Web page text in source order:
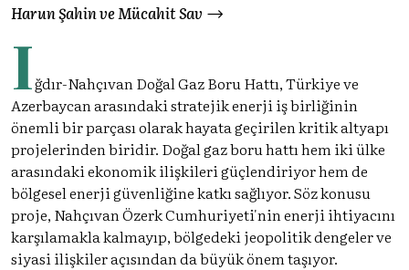
Harun Şahin ve Mücahit Sav
Iğdır-Nahçıvan Doğal Gaz Boru Hattı, Türkiye ve
Azerbaycan arasındaki stratejik enerji iş birliğinin
önemli bir parçası olarak hayata geçirilen kritik altyapı
projelerinden biridir. Doğal gaz boru hattı hem iki ülke
arasındaki ekonomik ilişkileri güçlendiriyor hem de
bölgesel enerji güvenliğine katkı sağlıyor. Söz konusu
proje, Nahçıvan Özerk Cumhuriyeti'nin enerji ihtiyacını
karşılamakla kalmayıp, bölgedeki jeopolitik dengeler ve
siyasi ilişkiler açısından da büyük önem taşıyor.